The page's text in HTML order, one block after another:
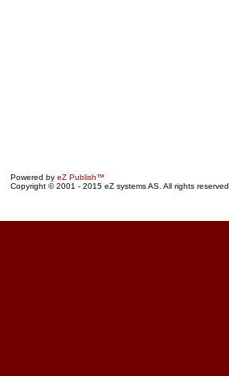
Powered by eZ Publish™
Copyright © 2001 - 2015 eZ systems AS. All rights reserved.